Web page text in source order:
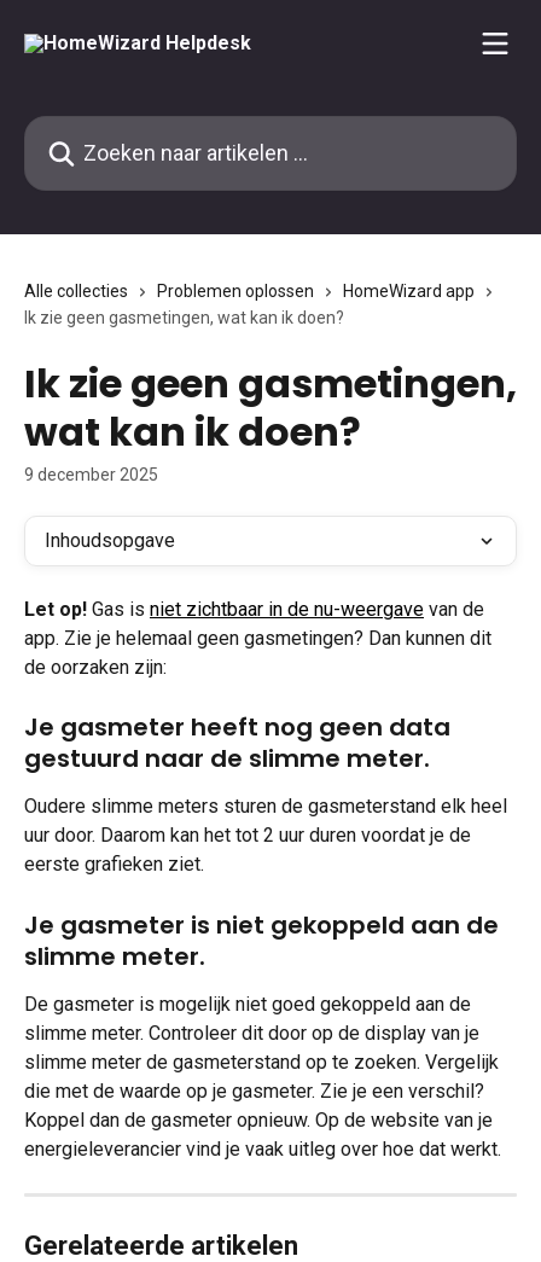
Zoeken naar artikelen ...
Alle collecties Problemen oplossen
HomeWizard app
Ik zie geen gasmetingen, wat kan ik doen?
Ik zie geen gasmetingen,
wat kan ik doen?
9 december 2025
Inhoudsopgave
Let op! Gas is niet zichtbaar in de nu-weergave van de
app. Zie je helemaal geen gasmetingen? Dan kunnen dit
de oorzaken zijn:
Je gasmeter heeft nog geen data
gestuurd naar de slimme meter.
Oudere slimme meters sturen de gasmeterstand elk heel
uur door. Daarom kan het tot 2 uur duren voordat je de
eerste grafieken ziet.
Je gasmeter is niet gekoppeld aan de
slimme meter.
De gasmeter is mogelijk niet goed gekoppeld aan de
slimme meter. Controleer dit door op de display van je
slimme meter de gasmeterstand op te zoeken. Vergelijk
die met de waarde op je gasmeter. Zie je een verschil?
Koppel dan de gasmeter opnieuw. Op de website van je
energieleverancier vind je vaak uitleg over hoe dat werkt.
Gerelateerde artikelen